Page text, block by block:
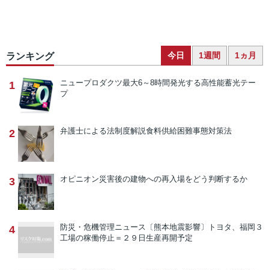
ランキング 今日 1週間 1ヵ月
1 ニュープロダクツ最大6～8時間発光する高性能蓄光テー
プ
2 弁護士による法制度解説食料供給困難事態対策法
3 オピニオン災害後の建物への再入場をどう判断するか
4 防災・危機管理ニュース 〔熊本地震影響〕トヨタ、福岡３
工場の稼働停止＝２９日生産再開予定